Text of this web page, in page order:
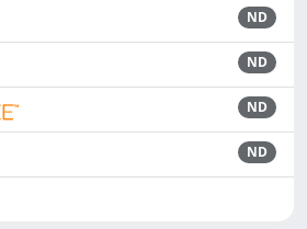
ND
ND
ND
ND